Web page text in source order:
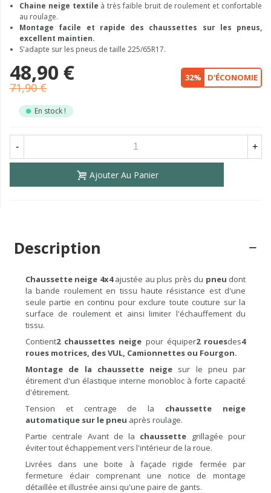
Chaine neige textile à très faible bruit de roulement et confortable
au roulage.
Montage facile et rapide des chaussettes sur les pneus,
excellent maintien.
S'adapte sur les pneus de taille 225/65R17.
48,90 €
71,90 €
32% D'ÉCONOMIE
En stock !
- +
Ajouter Au Panier
Description
Chaussette neige 4x4ajustée au plus près du pneu dont
la bande roulement en tissu haute résistance est d'une
seule partie en continu pour exclure toute couture sur la
surface de roulement et ainsi limiter l'échauffement du
tissu.
Contient2 chaussettes neige pour équiper2 rouesdes4
roues motrices, des VUL, Camionnettes ou Fourgon.
Montage de la chaussette neige sur le pneu par
étirement d'un élastique interne monobloc à forte capacité
d'étirement.
Tension et centrage de la chaussette neige
automatique sur le pneu après roulage.
Partie centrale Avant de la chaussette
grillagée pour
éviter tout échappement vers l'intérieur de la roue.
Livrées dans une boite à façade rigide fermée par
fermeture éclair comprenant une notice de montage
détaillée et illustrée ainsi qu'une paire de gants.